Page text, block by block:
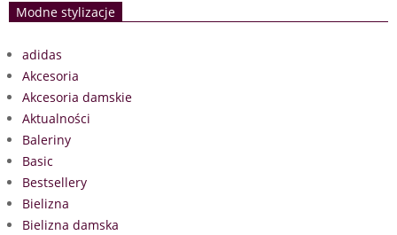
Modne stylizacje
adidas
Akcesoria
Akcesoria damskie
Aktualności
Baleriny
Basic
Bestsellery
Bielizna
Bielizna damska